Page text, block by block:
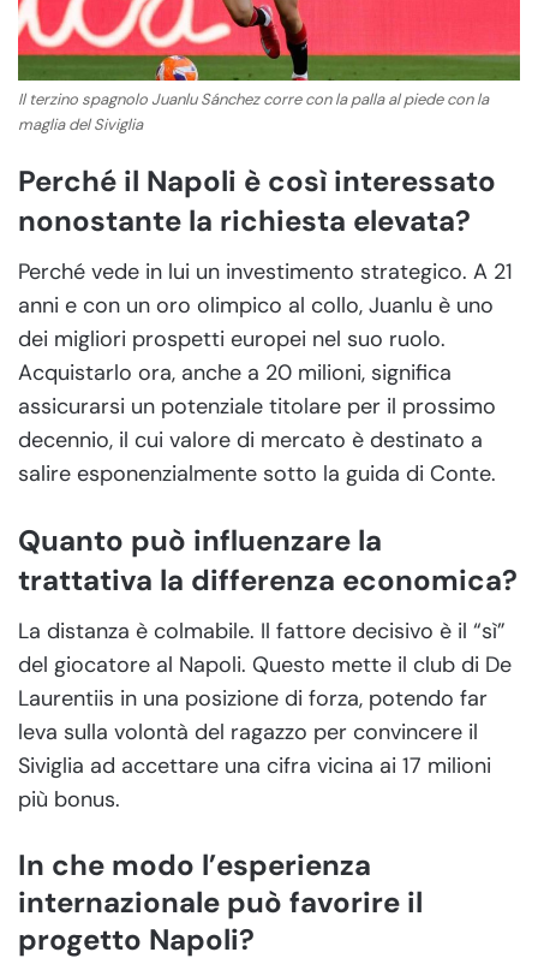
Il terzino spagnolo Juanlu Sánchez corre con la palla al piede con la
maglia del Siviglia
Perché il Napoli è così interessato
nonostante la richiesta elevata?
Perché vede in lui un investimento strategico. A 21
anni e con un oro olimpico al collo, Juanlu è uno
dei migliori prospetti europei nel suo ruolo.
Acquistarlo ora, anche a 20 milioni, significa
assicurarsi un potenziale titolare per il prossimo
decennio, il cui valore di mercato è destinato a
salire esponenzialmente sotto la guida di Conte.
Quanto può influenzare la
trattativa la differenza economica?
La distanza è colmabile. Il fattore decisivo è il “sì”
del giocatore al Napoli. Questo mette il club di De
Laurentiis in una posizione di forza, potendo far
leva sulla volontà del ragazzo per convincere il
Siviglia ad accettare una cifra vicina ai 17 milioni
più bonus.
In che modo l’esperienza
internazionale può favorire il
progetto Napoli?